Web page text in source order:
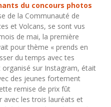
du concours photos
de la Communauté de
et Volcans, se sont vus
de mai, la première
pour thème « prends en
du temps avec tes
sur Instagram, était
des jeunes fortement
remise de prix fût
avec les trois lauréats et